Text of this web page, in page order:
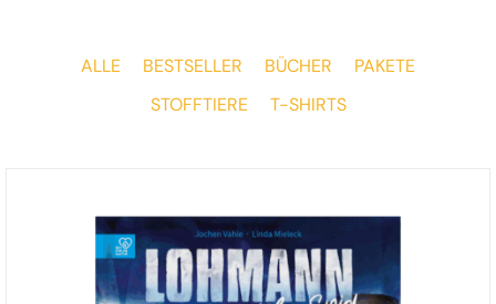
ALLE BESTSELLER BÜCHER
PAKETE
STOFFTIERE
T-SHIRTS